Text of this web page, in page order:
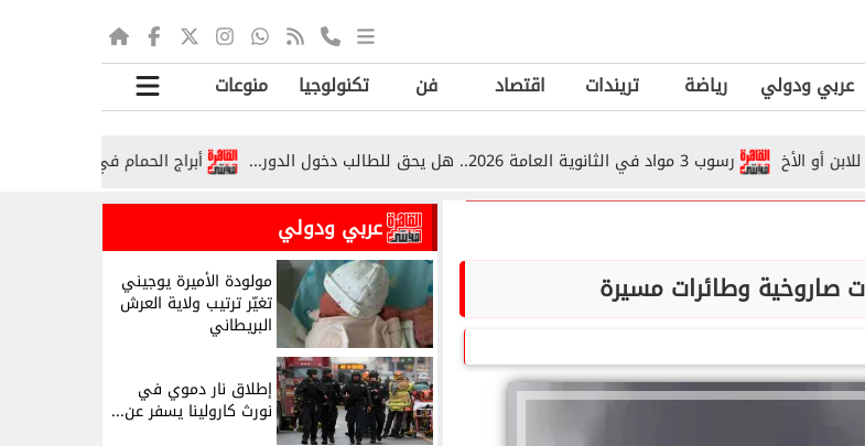
عربي ودولي رياضة تريندات اقتصاد فن تكنولوجيا منوعات
أبراج الحمام في قرية صوص بقنا.. رسوب 3 مواد في الثانوية العامة 2026.. هل يحق للطالب دخول الدور...
صاروخية وطائرات مسيرة
عربي ودولي
مولودة الأميرة يوجيني
تغيّر ترتيب ولاية العرش
البريطاني
إطلاق نار دموي في
نورث كارولينا يسفر عن...